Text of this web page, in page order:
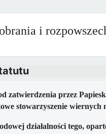
i
zatwierdzenia przez
stowarzyszenie wiernych
działalności tego,